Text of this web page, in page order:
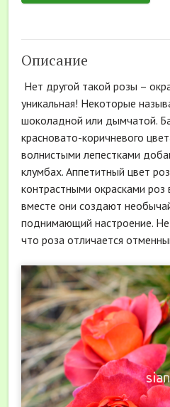
Описание
Нет другой такой розы –
уникальная! Некоторые
шоколадной или дымчатой.
красновато-коричневого
волнистыми лепестками
клумбах. Аппетитный цвет
контрастными окрасками
вместе они создают
поднимающий настроение.
что роза отличается